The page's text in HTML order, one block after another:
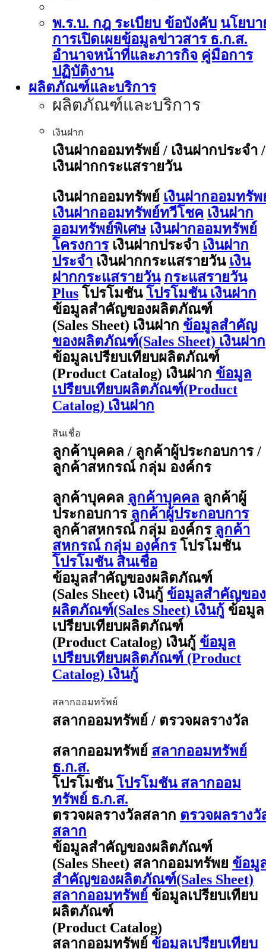
พ.ร.บ. กฎ ระเบียบ ข้อบังคับ นโยบา
การเปิดเผยข้อมูลข่าวสาร ธ.ก.ส.
อำนาจหน้าที่และภารกิจ คู่มือการ
ปฏิบัติงาน
ผลิตภัณฑ์และบริการ
ผลิตภัณฑ์และบริการ
เงินฝาก
เงินฝากออมทรัพย์ / เงินฝากประจำ /
เงินฝากกระแสรายวัน
เงินฝากออมทรัพย์ เงินฝากออมทรัพ
เงินฝากออมทรัพย์ทวีโชค เงินฝาก
ออมทรัพย์พิเศษ เงินฝากออมทรัพย์
โครงการ เงินฝากประจำ เงินฝาก
ประจำ เงินฝากกระแสรายวัน เงิน
ฝากกระแสรายวัน กระแสรายวัน
Plus โปรโมชัน โปรโมชัน เงินฝาก
ข้อมูลสำคัญของผลิตภัณฑ์
(Sales Sheet) เงินฝาก ข้อมูลสำคัญ
ของผลิตภัณฑ์(Sales Sheet) เงินฝาก
ข้อมูลเปรียบเทียบผลิตภัณฑ์
(Product Catalog) เงินฝาก ข้อมูล
เปรียบเทียบผลิตภัณฑ์(Product
Catalog) เงินฝาก
สินเชื่อ
ลูกค้าบุคคล / ลูกค้าผู้ประกอบการ /
ลูกค้าสหกรณ์ กลุ่ม องค์กร
ลูกค้าบุคคล ลูกค้าบุคคล ลูกค้าผู้
ประกอบการ ลูกค้าผู้ประกอบการ
ลูกค้าสหกรณ์ กลุ่ม องค์กร ลูกค้า
สหกรณ์ กลุ่ม องค์กร โปรโมชัน
โปรโมชัน สินเชื่อ
ข้อมูลสำคัญของผลิตภัณฑ์
(Sales Sheet) เงินกู้ ข้อมูลสำคัญของ
ผลิตภัณฑ์(Sales Sheet) เงินกู้ ข้อมูล
เปรียบเทียบผลิตภัณฑ์
(Product Catalog) เงินกู้ ข้อมูล
เปรียบเทียบผลิตภัณฑ์ (Product
Catalog) เงินกู้
สลากออมทรัพย์
สลากออมทรัพย์ / ตรวจผลรางวัล
สลากออมทรัพย์ สลากออมทรัพย์
ธ.ก.ส.
โปรโมชัน โปรโมชัน สลากออม
ทรัพย์ ธ.ก.ส.
ตรวจผลรางวัลสลาก ตรวจผลรางวั
สลาก
ข้อมูลสำคัญของผลิตภัณฑ์
(Sales Sheet) สลากออมทรัพย ข้อมู
สำคัญของผลิตภัณฑ์(Sales Sheet)
สลากออมทรัพย์ ข้อมูลเปรียบเทียบ
ผลิตภัณฑ์
(Product Catalog)
สลากออมทรัพย์ ข้อมูลเปรียบเทียบ